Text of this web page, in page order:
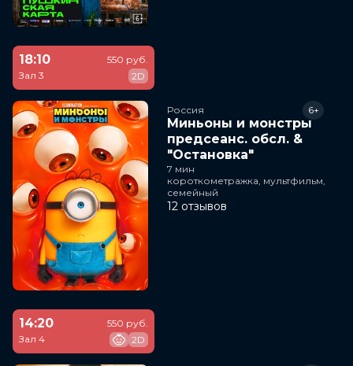
18:10
Зал 3
550 руб.
2D
Россия
Миньоны и монстры
предсеанс. обсл. &
"Остановка"
6+
7 мин
короткометражка, мультфильм,
семейный
12 отзывов
14:20
Зал 4
550 руб.
2D